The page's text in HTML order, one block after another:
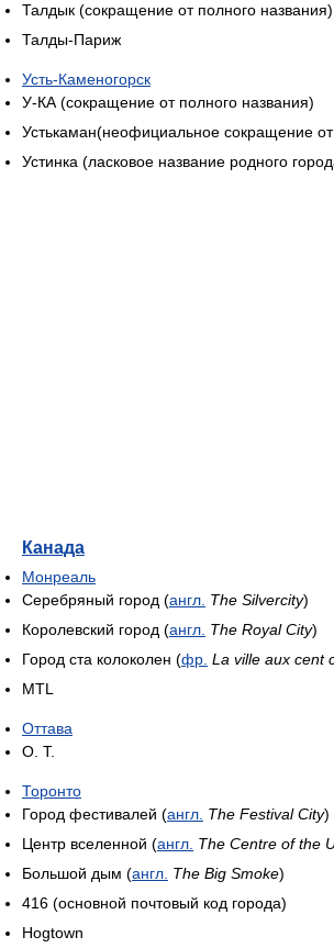
Талдык (сокращение от полного названия)
Талды-Париж
Усть-Каменогорск
У-КА (сокращение от полного названия)
Устькаман(неофициальное сокращение
Устинка (ласковое название родного
Канада
Монреаль
Серебряный город (англ. The Silvercity)
Королевский город (англ. The Royal City)
Город ста колоколен (фр. La ville aux cent
MTL
Оттава
О. Т.
Торонто
Город фестивалей (англ. The Festival City)
Центр вселенной (англ. The Centre of the
Большой дым (англ. The Big Smoke)
416 (основной почтовый код города)
Hogtown